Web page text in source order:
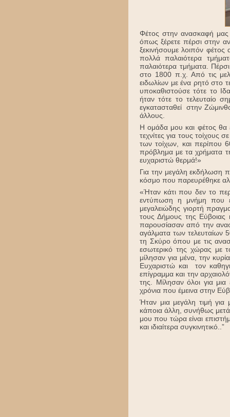
Φέτος στην ανασκαφή μας
όπως ξέρετε πέρσι στην
ξεκινήσουμε λοιπόν φέτος
πολλά παλαιότερα
παλαιότερα τμήματα.
στο 1800 π.χ. Από τις
ειδωλίων με ένα ρητό στο
υποκαθιστούσε τότε το
ήταν τότε το τελευταίο
εγκατασταθεί στην
άλλους.
Η ομάδα μου και φέτος θα
τεχνίτες για τους
των τοίχων, και περίπου
πρόβλημα με τα χρήματα
ευχαριστώ θερμά!»
Για την μεγάλη εκδήλωση
κόσμο που παρευρέθηκε
«Ήταν κάτι που δεν το
εντύπωση η μνήμη που
μεγαλειώδης γιορτή
τους Δήμους της Εύβοιας
παρουσίασαν από την
αγάλματα των τελευταίων
τη Σκύρο όπου με τις
εσωτερικό της χώρας με
μίλησαν για μένα, την
Ευχαριστώ και τον
επίγραμμα και την
της. Μίλησαν όλοι για
χρόνια που έμεινα στην
Ήταν μια μεγάλη τιμή για
κάποια άλλη, συνήθως
μου που τώρα είναι
και ιδιαίτερα συγκινητικό..”